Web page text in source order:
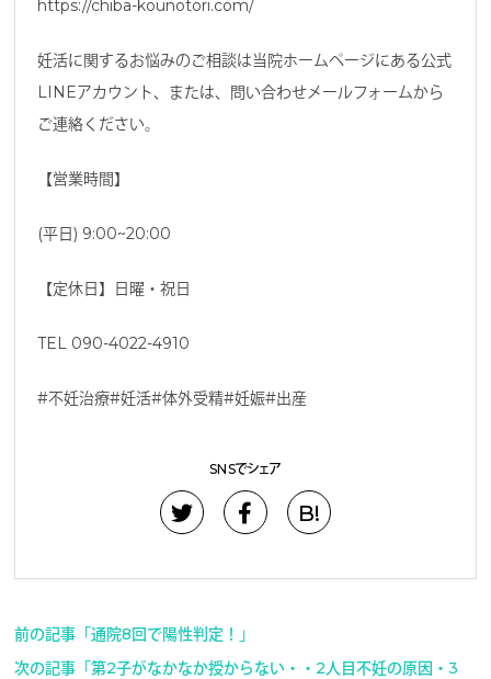
https://chiba-kounotori.com/
妊活に関するお悩みのご相談は当院ホームページにある公式
LINEアカウント、または、問い合わせメールフォームから
ご連絡ください。
【営業時間】
(平日) 9:00~20:00
【定休日】日曜・祝日
TEL 090-4022-4910
#不妊治療#妊活#体外受精#妊娠#出産
SNSでシェア
B!
前の記事「通院8回で陽性判定！」
次の記事「第2子がなかなか授からない・・2人目不妊の原因・3